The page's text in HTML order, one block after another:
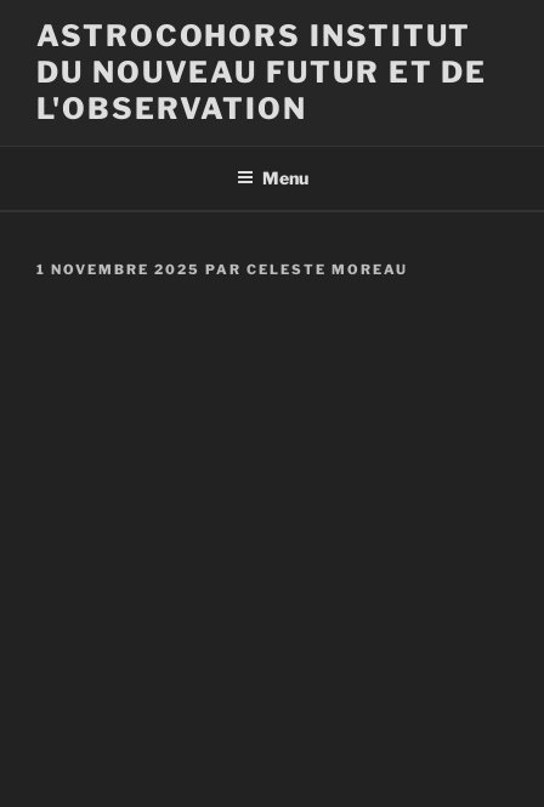
contenu
principal
ASTROCOHORS INSTITUT
DU NOUVEAU FUTUR ET DE
L'OBSERVATION
Menu
PUBLIÉ
1 NOVEMBRE 2025 PAR CELESTE MOREAU